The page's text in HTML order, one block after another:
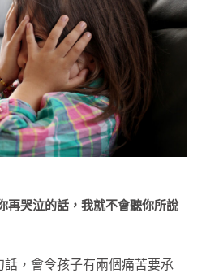
再哭泣的話，我就不會聽你所說
，會令孩子有兩個痛苦要承